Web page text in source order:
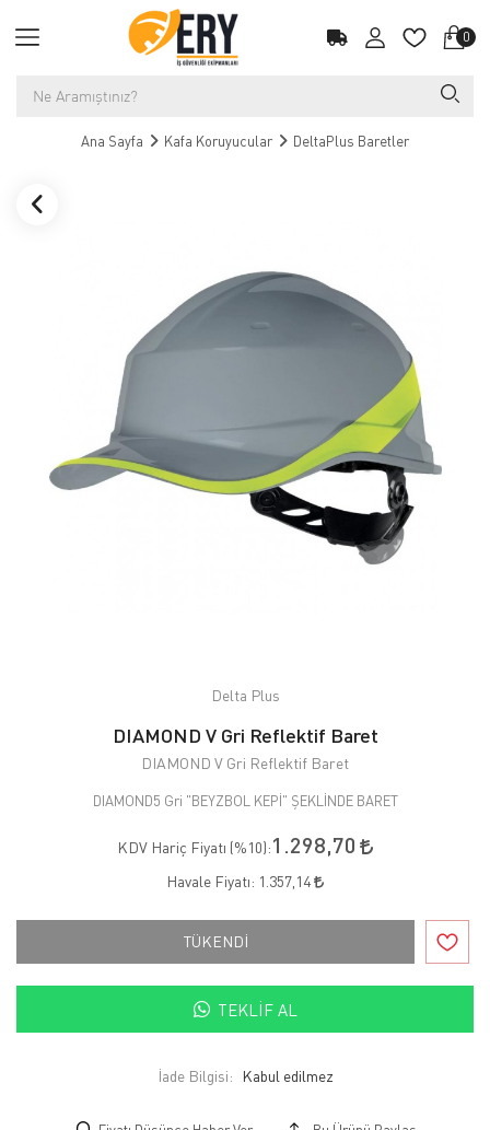
0
Ana Sayfa Kafa Koruyucular DeltaPlus Baretler
Delta Plus
DIAMOND V Gri Reflektif Baret
DIAMOND V Gri Reflektif Baret
DIAMOND5 Gri "BEYZBOL KEPİ" ŞEKLİNDE BARET
KDV Hariç Fiyatı (%10):1.298,70
Havale Fiyatı: 1.357,14
TÜKENDİ
TEKLIF AL
İade Bilgisi: